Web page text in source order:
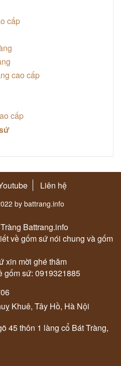
cấp
cao cấp
cấp
Liên hệ
by battrang.info
Battrang.info
về gốm sứ nói chung và gốm
xin mời ghé thăm
gốm sứ: 0919321885
Khuê, Tây Hồ, Hà Nội
45 thôn 1 làng cổ Bát Tràng,